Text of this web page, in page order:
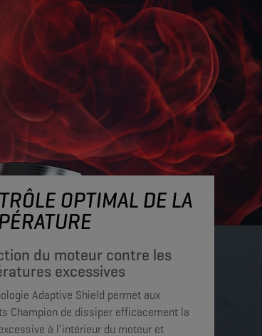
OPTIMAL DE LA
du moteur contre les
excessives
Adaptive Shield permet aux
Champion de dissiper efficacement la
à l’intérieur du moteur et